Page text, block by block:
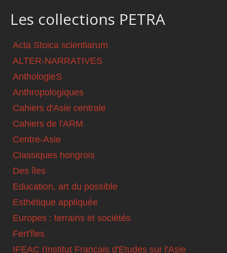
Les collections PETRA
Acta Stoica scientiarum
ALTER-NARRATIVES
AnthologieS
Anthropologiques
Cahiers d'Asie centrale
Cahiers de l'ARM
Centre-Asie
Classiques hongrois
Des îles
Education, art du possible
Esthétique appliquée
Europes : terrains et sociétés
Fert'îles
IFEAC (Institut Français d'Etudes sur l'Asie